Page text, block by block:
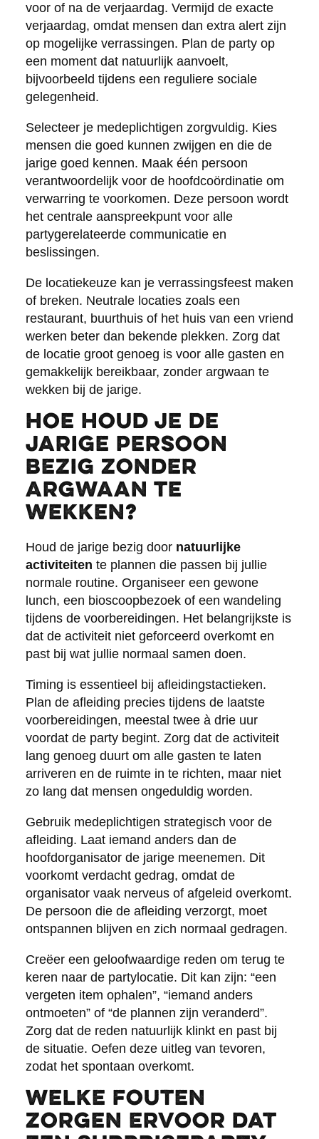
voor of na de verjaardag. Vermijd de exacte
verjaardag, omdat mensen dan extra alert zijn
op mogelijke verrassingen. Plan de party op
een moment dat natuurlijk aanvoelt,
bijvoorbeeld tijdens een reguliere sociale
gelegenheid.
Selecteer je medeplichtigen zorgvuldig. Kies
mensen die goed kunnen zwijgen en die de
jarige goed kennen. Maak één persoon
verantwoordelijk voor de hoofdcoördinatie om
verwarring te voorkomen. Deze persoon wordt
het centrale aanspreekpunt voor alle
partygerelateerde communicatie en
beslissingen.
De locatiekeuze kan je verrassingsfeest maken
of breken. Neutrale locaties zoals een
restaurant, buurthuis of het huis van een vriend
werken beter dan bekende plekken. Zorg dat
de locatie groot genoeg is voor alle gasten en
gemakkelijk bereikbaar, zonder argwaan te
wekken bij de jarige.
Hoe houd je de
jarige persoon
bezig zonder
argwaan te
wekken?
Houd de jarige bezig door natuurlijke
activiteiten te plannen die passen bij jullie
normale routine. Organiseer een gewone
lunch, een bioscoopbezoek of een wandeling
tijdens de voorbereidingen. Het belangrijkste is
dat de activiteit niet geforceerd overkomt en
past bij wat jullie normaal samen doen.
Timing is essentieel bij afleidingstactieken.
Plan de afleiding precies tijdens de laatste
voorbereidingen, meestal twee à drie uur
voordat de party begint. Zorg dat de activiteit
lang genoeg duurt om alle gasten te laten
arriveren en de ruimte in te richten, maar niet
zo lang dat mensen ongeduldig worden.
Gebruik medeplichtigen strategisch voor de
afleiding. Laat iemand anders dan de
hoofdorganisator de jarige meenemen. Dit
voorkomt verdacht gedrag, omdat de
organisator vaak nerveus of afgeleid overkomt.
De persoon die de afleiding verzorgt, moet
ontspannen blijven en zich normaal gedragen.
Creëer een geloofwaardige reden om terug te
keren naar de partylocatie. Dit kan zijn: “een
vergeten item ophalen”, “iemand anders
ontmoeten” of “de plannen zijn veranderd”.
Zorg dat de reden natuurlijk klinkt en past bij
de situatie. Oefen deze uitleg van tevoren,
zodat het spontaan overkomt.
Welke fouten
zorgen ervoor dat